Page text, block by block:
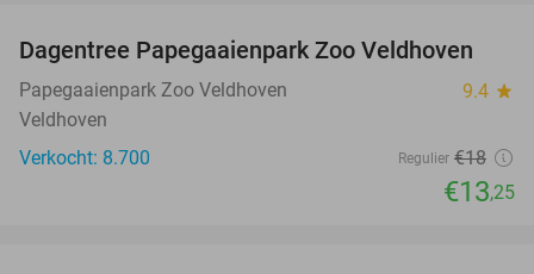
26%
Dagentree Papegaaienpark Zoo Veldhoven
Papegaaienpark Zoo Veldhoven 9.4 star
Veldhoven
Verkocht: 8.700
Regulier €18
€13,25